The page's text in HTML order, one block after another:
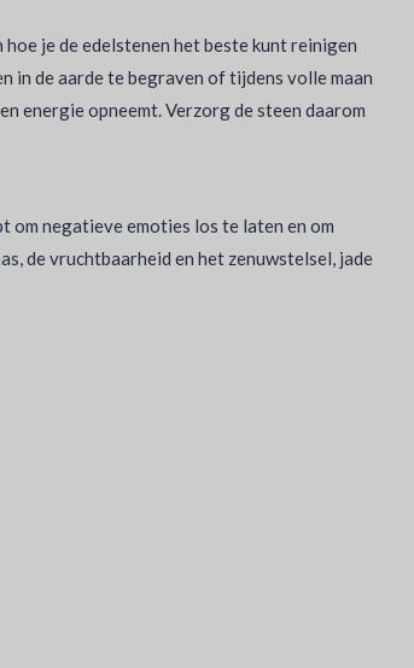
je de edelstenen het beste kunt reinigen
in de aarde te begraven of tijdens volle maan
energie opneemt. Verzorg de steen daarom
om negatieve emoties los te laten en om
de vruchtbaarheid en het zenuwstelsel, jade